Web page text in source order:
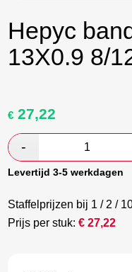
Hepyc
13X0.9 8/
Oorspronkelijke
was:
€ 45,37.
€ 27,22
€ 26,31.
Levertijd 3-5 werkdagen
Staffelprijzen bij 1 / 2 /
Prijs per stuk:€27,22